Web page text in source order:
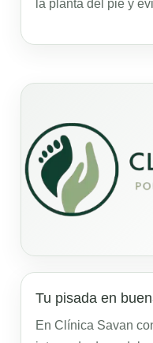
la planta del pie y
Tu pisada en
En Clínica Savan